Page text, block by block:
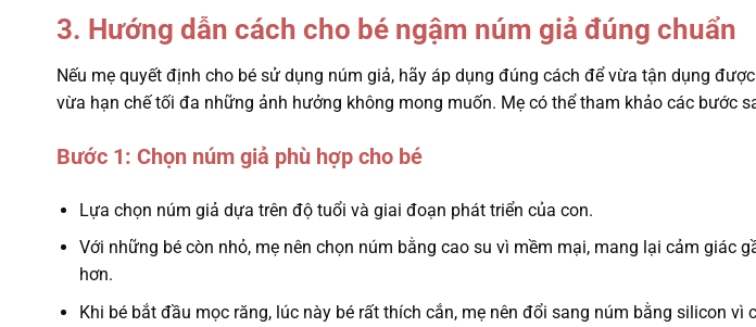
3. Hướng dẫn cách cho bé ngậm núm giả đúng chuẩn
Nếu mẹ quyết định cho bé sử dụng núm giả, hãy áp dụng đúng cách để vừa tận dụng
vừa hạn chế tối đa những ảnh hưởng không mong muốn. Mẹ có thể tham khảo các bước
Bước 1: Chọn núm giả phù hợp cho bé
Lựa chọn núm giả dựa trên độ tuổi và giai đoạn phát triển của con.
Với những bé còn nhỏ, mẹ nên chọn núm bằng cao su vì mềm mại, mang lại cảm giác
hơn.
Khi bé bắt đầu mọc răng, lúc này bé rất thích cắn, mẹ nên đổi sang núm bằng silicon vì